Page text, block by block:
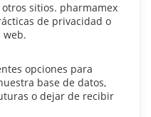
sitios. pharmamex
de privacidad o
web.
opciones para
base de datos,
o dejar de recibir